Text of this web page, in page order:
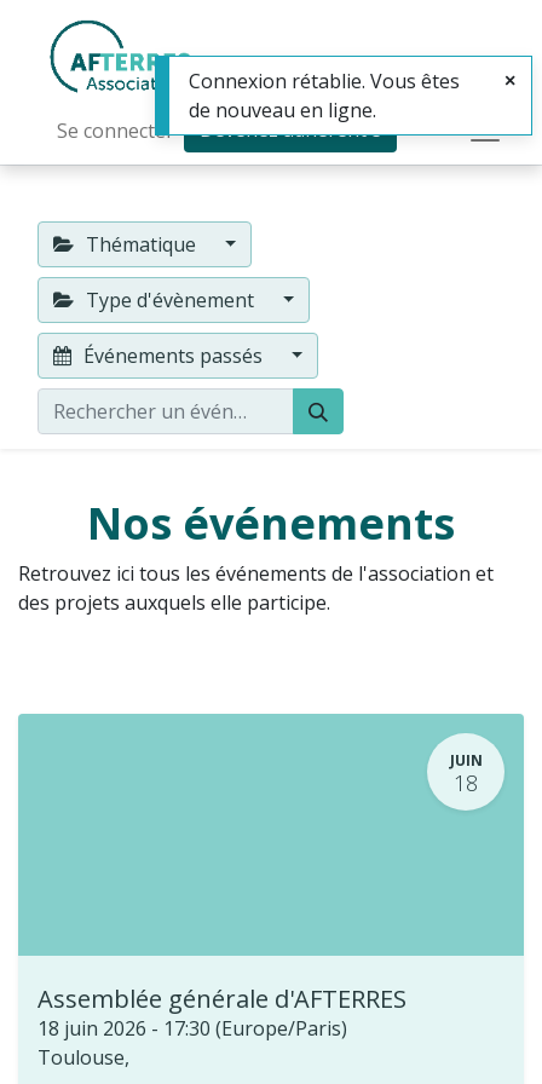
Se connecter Devenez adhérent·e
Thématique
Type d'évènement
Événements passés
Nos événements
Retrouvez ici tous les événements de l'association et
des projets auxquels elle participe.
JUIN
18
Assemblée générale d'AFTERRES
18 juin 2026 - 17:30 (Europe/Paris)
Toulouse,
Connexion rétablie. Vous êtes
de nouveau en ligne.